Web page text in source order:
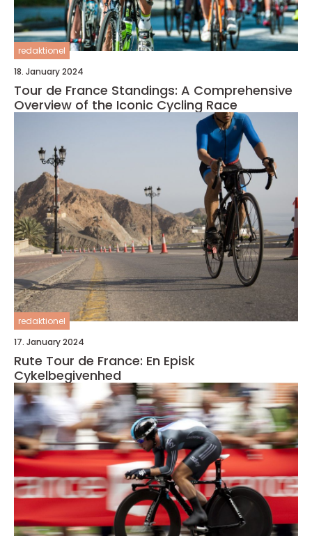
redaktionel
18. January 2024
Tour de France Standings: A Comprehensive
Overview of the Iconic Cycling Race
redaktionel
17. January 2024
Rute Tour de France: En Episk
Cykelbegivenhed